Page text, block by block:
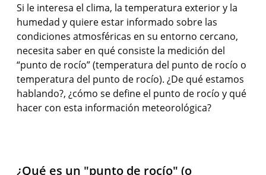
Si le interesa el clima, la temperatura exterior y la
humedad y quiere estar informado sobre las
condiciones atmosféricas en su entorno cercano,
necesita saber en qué consiste la medición del
“punto de rocío” (temperatura del punto de rocío o
temperatura del punto de rocío). ¿De qué estamos
hablando?, ¿cómo se define el punto de rocío y qué
hacer con esta información meteorológica?
¿Qué es un "punto de rocío" (o